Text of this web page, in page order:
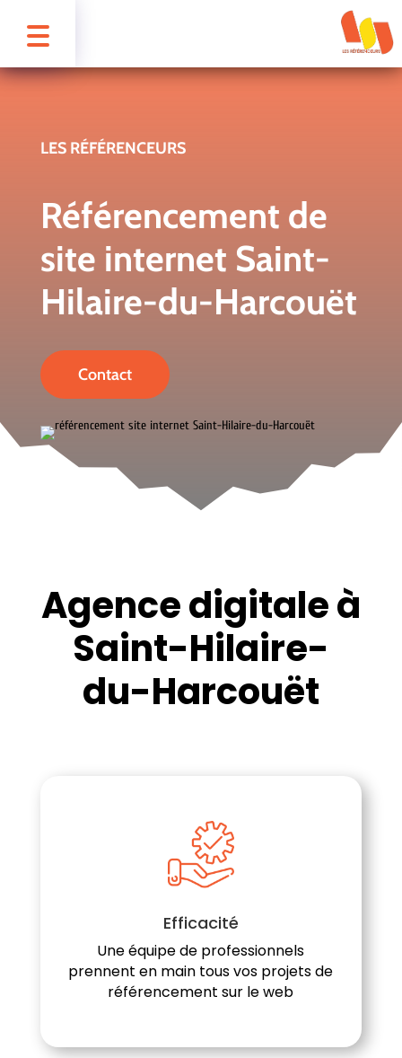
LES RÉFÉRENCEURS
Référencement de
site internet Saint-
Hilaire-du-Harcouët
Contact
Agence digitale à
Saint-Hilaire-
du-Harcouët
Efficacité
Une équipe de professionnels
prennent en main tous vos projets de
référencement sur le web